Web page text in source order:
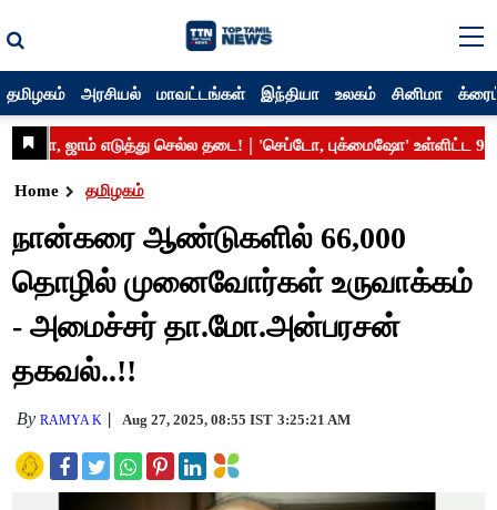
தமிழகம் அரசியல் மாவட்டங்கள் இந்தியா உலகம் சினிமா
Home தமிழகம்
நான்கரை ஆண்டுகளில் 66,000
தொழில் முனைவோர்கள் உருவாக்கம்
- அமைச்சர் தா.மோ.அன்பரசன்
தகவல்..!!
ByRAMYA K Aug 27, 2025, 08:55 IST 3:25:21 AM